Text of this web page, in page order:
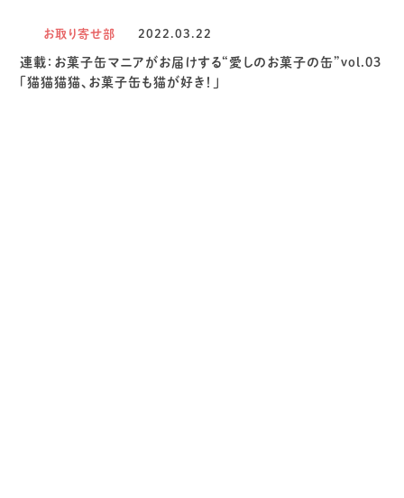
お取り寄せ部 2022.03.22
連載：お菓子缶マニアがお届けする“愛しのお菓子の缶”vol.03
「猫猫猫猫、お菓子缶も猫が好き！」